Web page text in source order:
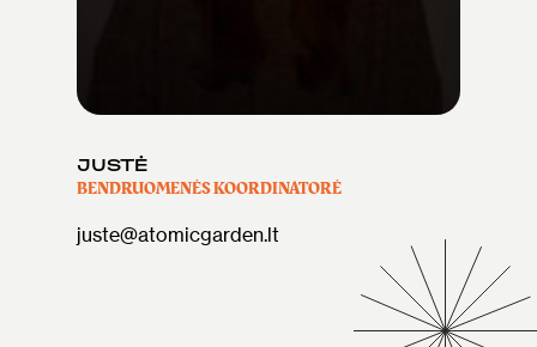
JUSTĖ
BENDRUOMENĖS KOORDINATORĖ
juste@atomicgarden.lt